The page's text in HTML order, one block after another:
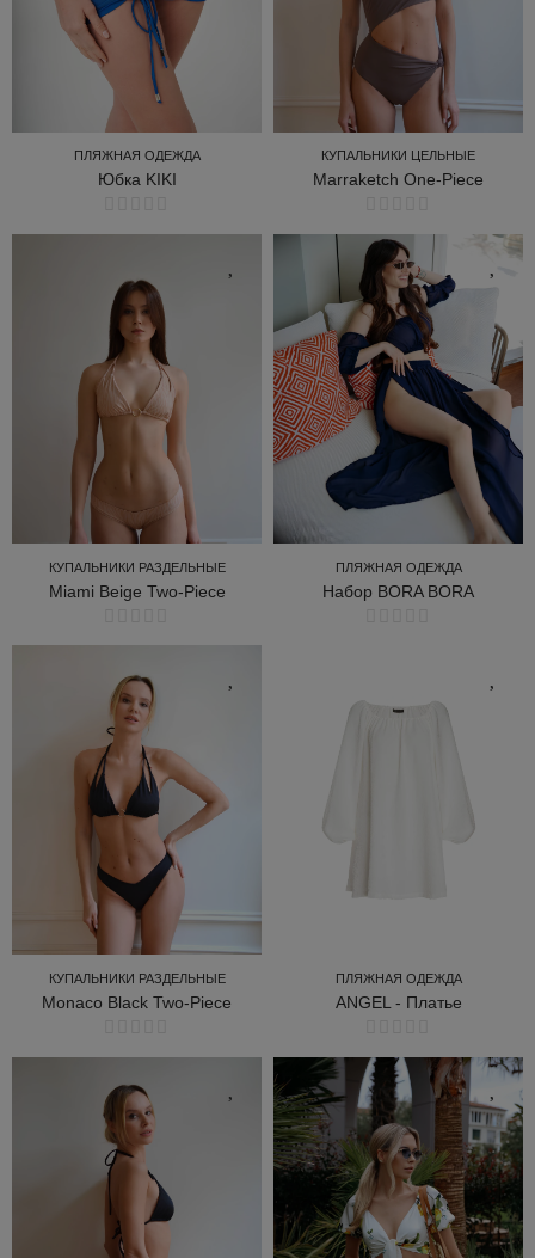
ПЛЯЖНАЯ ОДЕЖДА
Юбка KIKI
КУПАЛЬНИКИ ЦЕЛЬНЫЕ
Marraketch One-Piece
КУПАЛЬНИКИ РАЗДЕЛЬНЫЕ
Miami Beige Two-Piece
ПЛЯЖНАЯ ОДЕЖДА
Набор BORA BORA
КУПАЛЬНИКИ РАЗДЕЛЬНЫЕ
Monaco Black Two-Piece
ПЛЯЖНАЯ ОДЕЖДА
ANGEL - Платье